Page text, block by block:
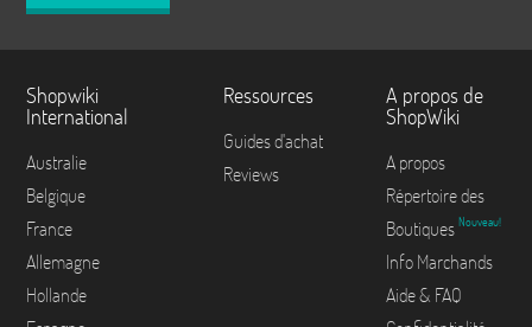
Shopwiki
International
Australie
Belgique
France
Allemagne
Hollande
Ressources
Guides d'achat
Reviews
A propos de
ShopWiki
A propos
Répertoire des
Boutiques Nouveau!
Info Marchands
Aide & FAQ